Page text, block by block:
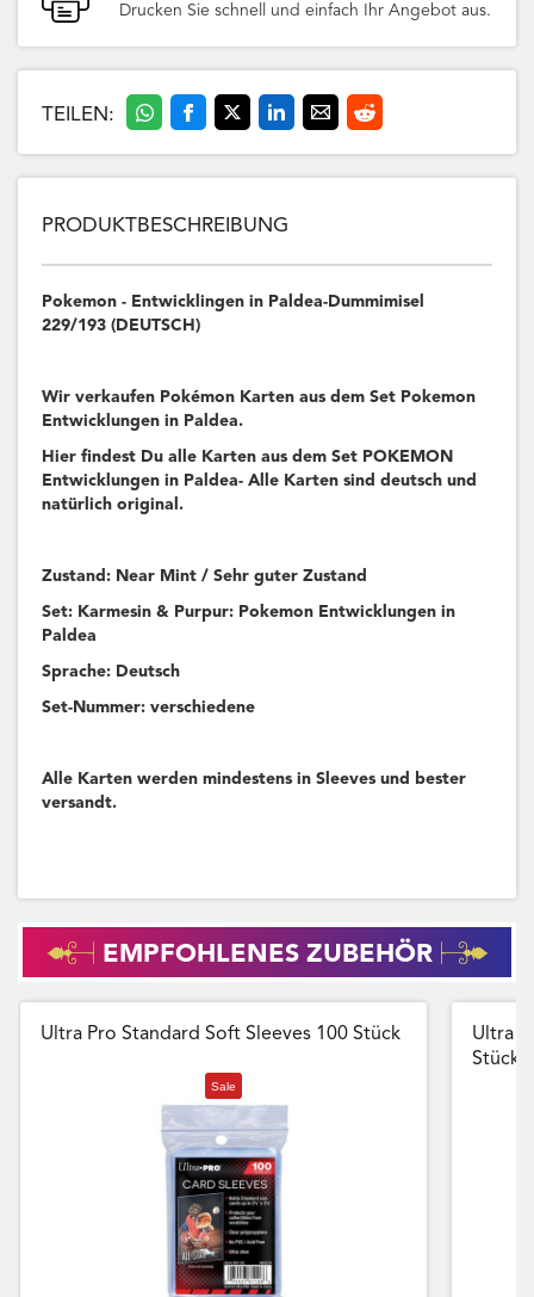
Drucken Sie schnell und einfach Ihr Angebot aus.
TEILEN:
PRODUKTBESCHREIBUNG
Pokemon - Entwicklingen in Paldea-Dummimisel
229/193 (DEUTSCH)
Wir verkaufen Pokémon Karten aus dem Set Pokemon
Entwicklungen in Paldea.
Hier findest Du alle Karten aus dem Set POKEMON
Entwicklungen in Paldea- Alle Karten sind deutsch und
natürlich original.
Zustand: Near Mint / Sehr guter Zustand
Set: Karmesin & Purpur: Pokemon Entwicklungen in
Paldea
Sprache: Deutsch
Set-Nummer: verschiedene
Alle Karten werden mindestens in Sleeves und bester
versandt.
EMPFOHLENES ZUBEHÖR
Ultra Pro Standard Soft Sleeves 100 Stück
Sale
Ultra
Stück